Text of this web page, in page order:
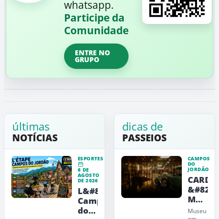
whatsapp.
Participe da
Comunidade
ENTRE NO
GRUPO
últimas
NOTÍCIAS
ESPORTES
6 DE
AGOSTO
DE 2026
L&#8217;Étape
Campos
do
dicas de
PASSEIOS
CAMPOS
DO
JORDÃO
CARDE
Museu
de
Museu